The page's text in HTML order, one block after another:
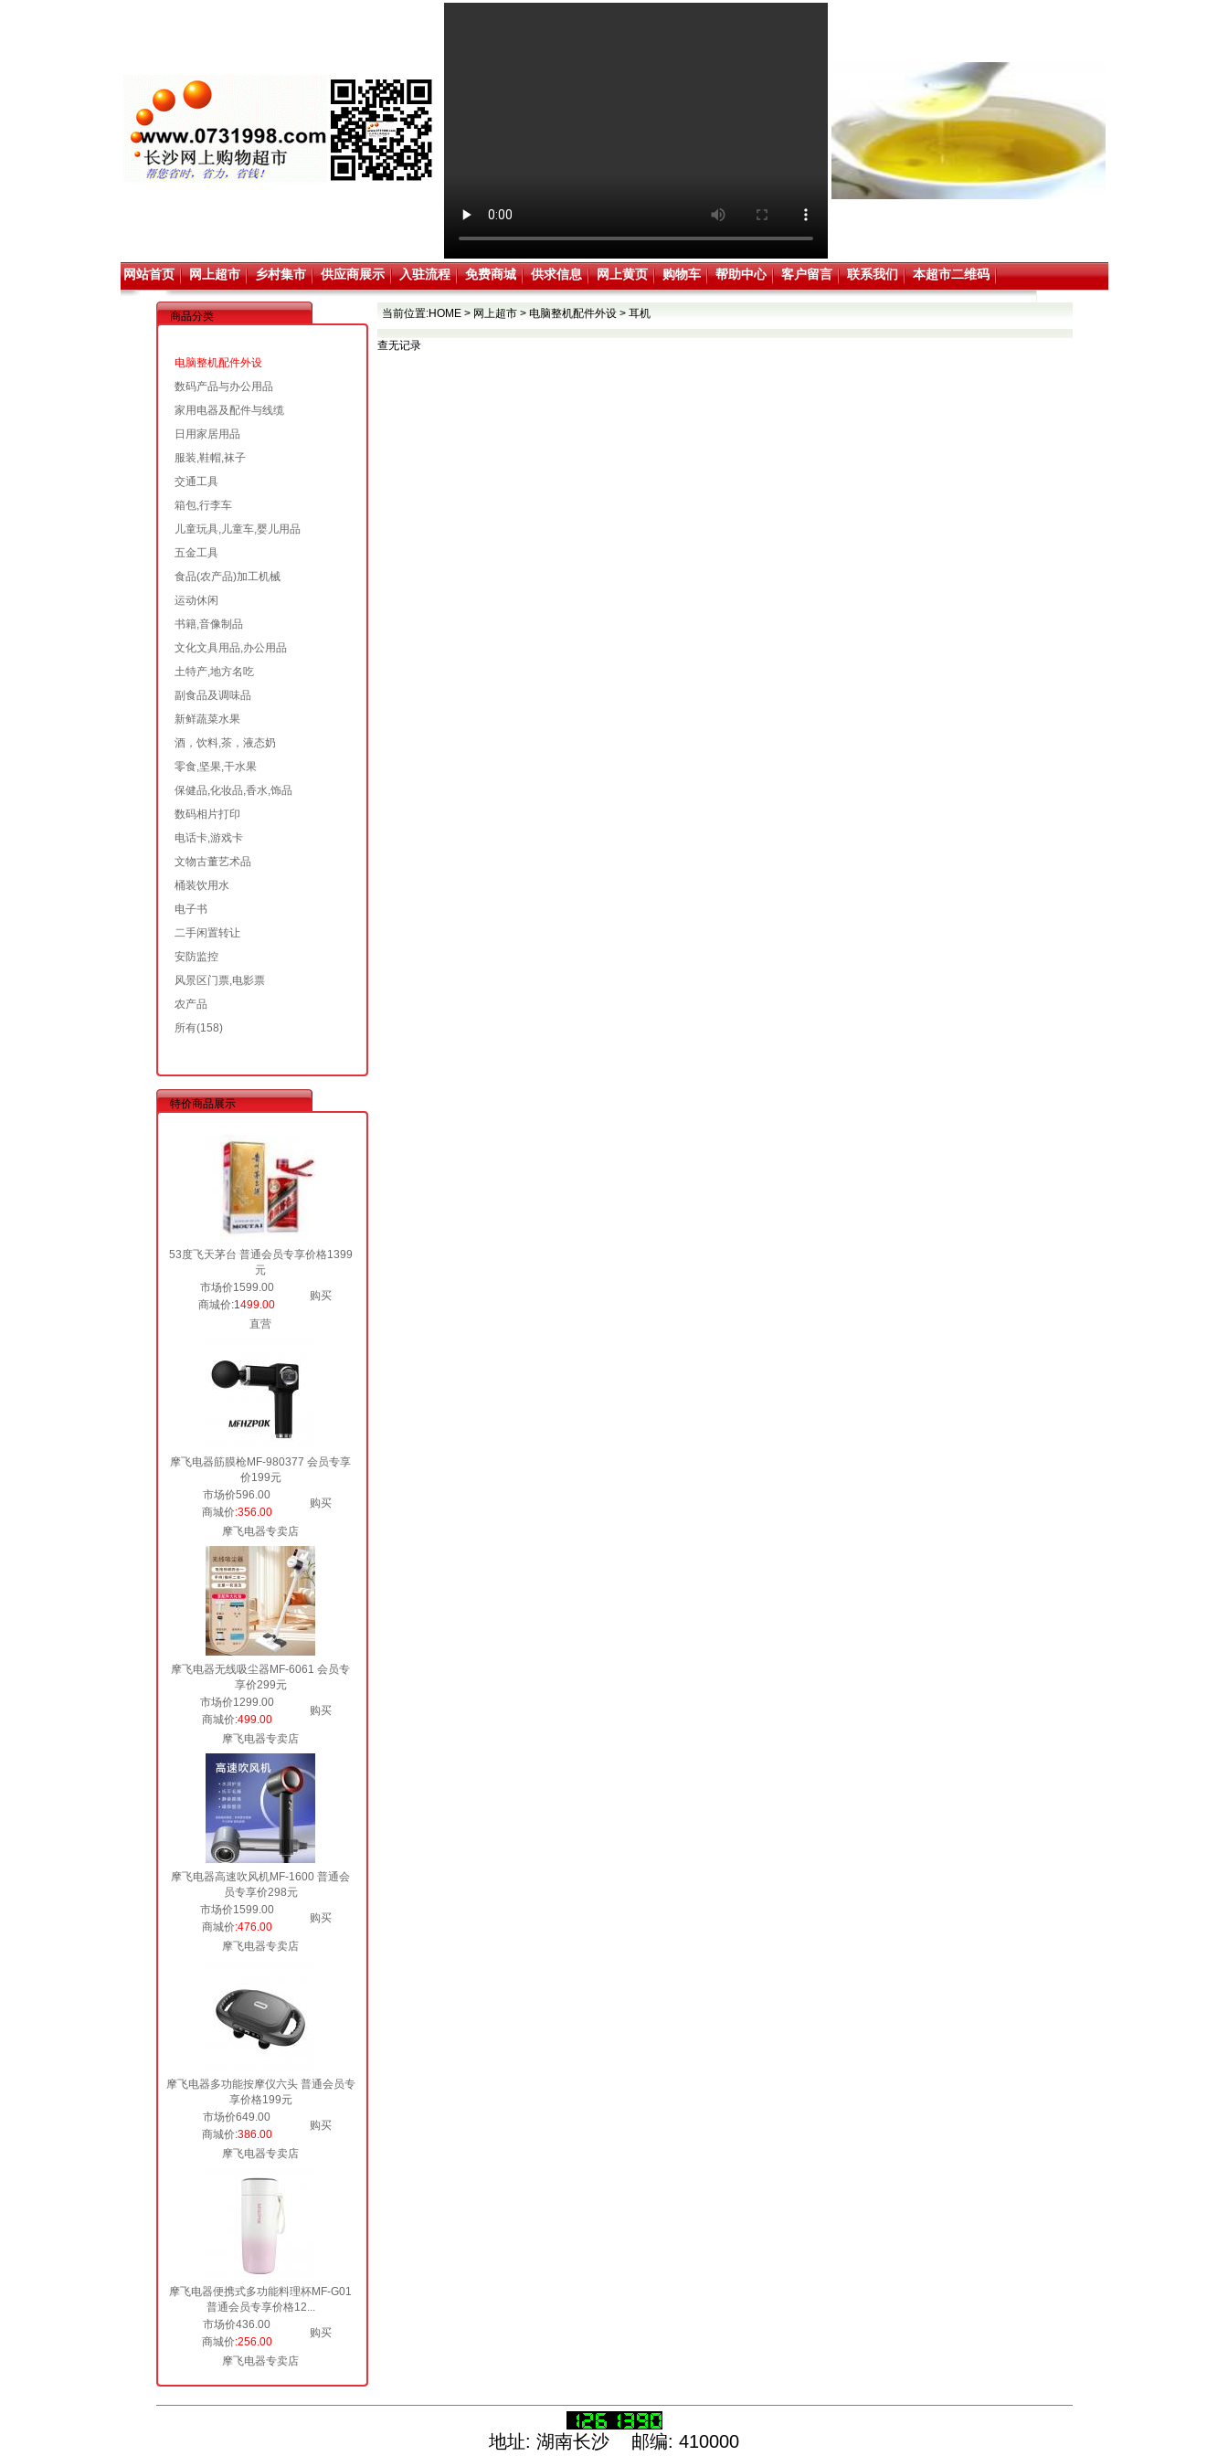
网站首页 网上超市 乡村集市 供应商展示 入驻流程 免费商城 供求信息 网上黄页 购物车 帮助中心 客户留言 联系我们 本超市二维码
商品分类
电脑整机配件外设
数码产品与办公用品
家用电器及配件与线缆
日用家居用品
服装,鞋帽,袜子
交通工具
箱包,行李车
儿童玩具,儿童车,婴儿用品
五金工具
食品(农产品)加工机械
运动休闲
书籍,音像制品
文化文具用品,办公用品
土特产,地方名吃
副食品及调味品
新鲜蔬菜水果
酒，饮料,茶，液态奶
零食,坚果,干水果
保健品,化妆品,香水,饰品
数码相片打印
电话卡,游戏卡
文物古董艺术品
桶装饮用水
电子书
二手闲置转让
安防监控
风景区门票,电影票
农产品
所有(158)
特价商品展示
53度飞天茅台 普通会员专享价格1399
元
市场价1599.00
购买
商城价:1499.00
直营
摩飞电器筋膜枪MF-980377 会员专享
价199元
市场价596.00
购买
商城价:356.00
摩飞电器专卖店
摩飞电器无线吸尘器MF-6061 会员专
享价299元
市场价1299.00
购买
商城价:499.00
摩飞电器专卖店
摩飞电器高速吹风机MF-1600 普通会
员专享价298元
市场价1599.00
购买
商城价:476.00
摩飞电器专卖店
摩飞电器多功能按摩仪六头 普通会员专
享价格199元
市场价649.00
购买
商城价:386.00
摩飞电器专卖店
摩飞电器便携式多功能料理杯MF-G01
普通会员专享价格12...
市场价436.00
购买
商城价:256.00
摩飞电器专卖店
当前位置:HOME> 网上超市> 电脑整机配件外设> 耳机
查无记录
地址: 湖南长沙 邮编: 410000